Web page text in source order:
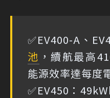
✅EV400-A、
池 ，續航最高
能源效率達每度
✅EV450：